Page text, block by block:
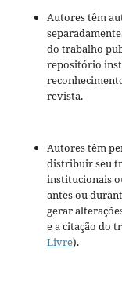
Autores têm
do trabalho
repositório
revista.
Autores têm
distribuir seu
institucionais
antes ou
gerar
e a citação do
Livre).